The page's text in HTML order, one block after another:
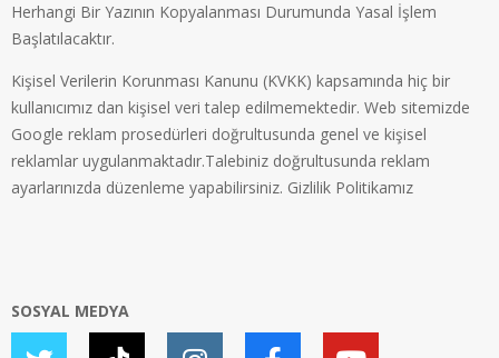
Herhangi Bir Yazının Kopyalanması Durumunda Yasal İşlem
Başlatılacaktır.
Kişisel Verilerin Korunması Kanunu (KVKK) kapsamında hiç bir
kullanıcımız dan kişisel veri talep edilmemektedir. Web sitemizde
Google reklam prosedürleri doğrultusunda genel ve kişisel
reklamlar uygulanmaktadır.Talebiniz doğrultusunda reklam
ayarlarınızda düzenleme yapabilirsiniz. Gizlilik Politikamız
SOSYAL MEDYA